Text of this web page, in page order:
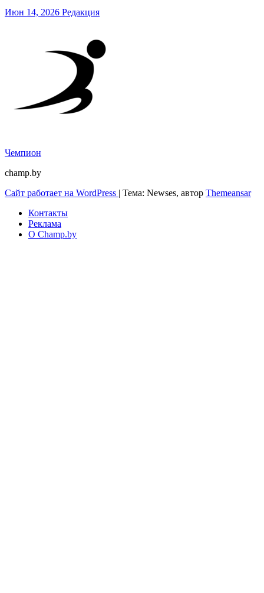
Июн 14, 2026 Редакция
Чемпион
champ.by
Сайт работает на WordPress | Тема: Newses, автор Themeansar
Контакты
Реклама
О Champ.by